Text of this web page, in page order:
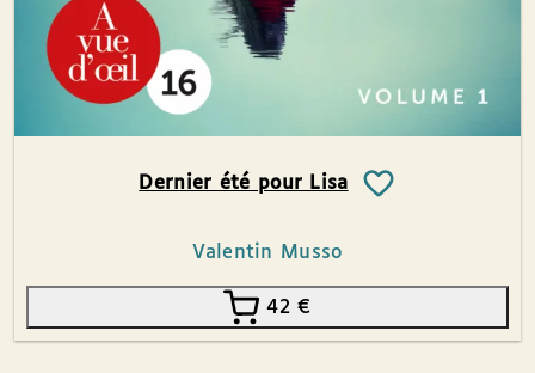
Dernier été pour Lisa
Valentin Musso
42€